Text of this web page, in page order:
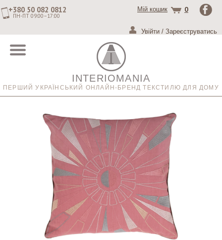
+380 50 082 0812
ПН-ПТ 09:00–17:00
Мій кошик 0
Увійти / Зареєструватись
INTERIOMANIA
ПЕРШИЙ УКРАЇНСЬКИЙ ОНЛАЙН-БРЕНД ТЕКСТИЛЮ ДЛЯ ДОМУ